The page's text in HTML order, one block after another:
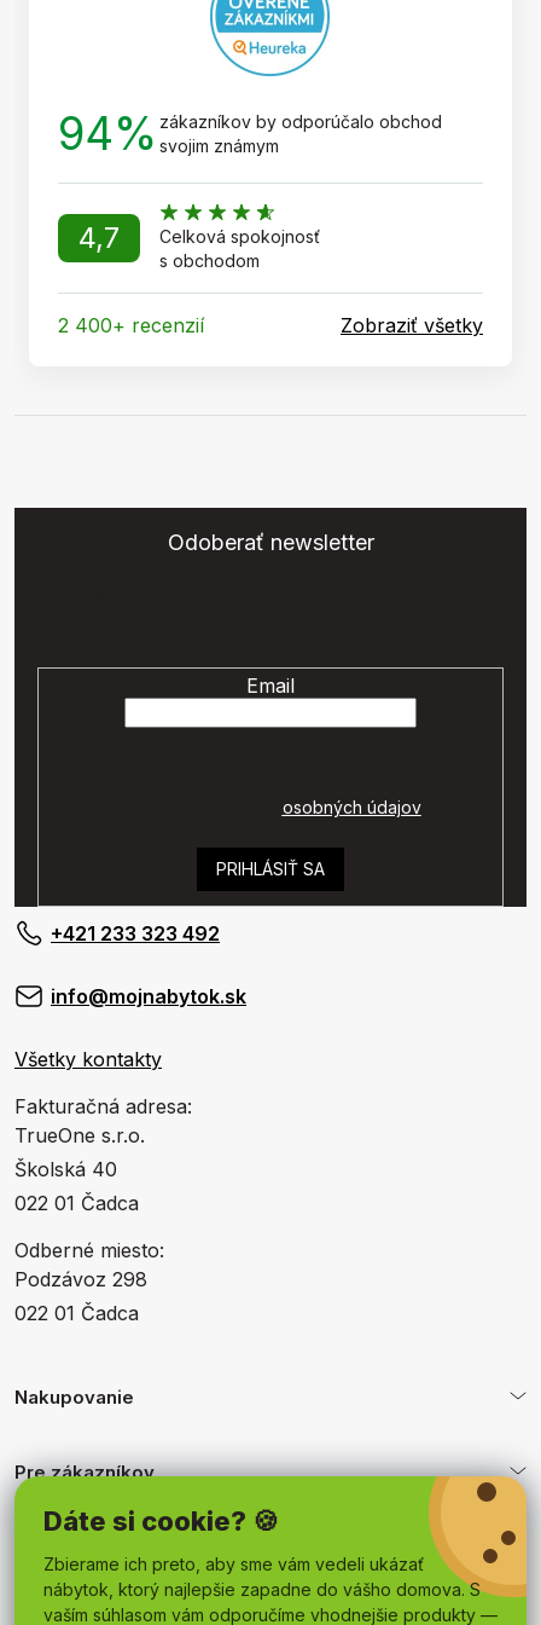
Dáte si cookie? 🍪
Zbierame ich preto, aby sme vám vedeli ukázať
nábytok, ktorý najlepšie zapadne do vášho domova. S
vaším súhlasom vám odporučíme vhodnejšie produkty —
94% zákazníkov by odporúčalo obchod
svojim známym
4,7
Celková spokojnosť
s obchodom
2 400+ recenzií Zobraziť všetky
Odoberať newsletter
Email
osobných údajov.
PRIHLÁSIŤ SA
+421 233 323 492
info@mojnabytok.sk
Všetky kontakty
Fakturačná adresa:
TrueOne s.r.o.
Školská 40
022 01 Čadca
Odberné miesto:
Podzávoz 298
022 01 Čadca
Nakupovanie
Pre zákazníkov